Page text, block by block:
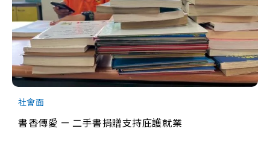
社會面
書香傳愛 — 二手書捐贈支持庇護就業